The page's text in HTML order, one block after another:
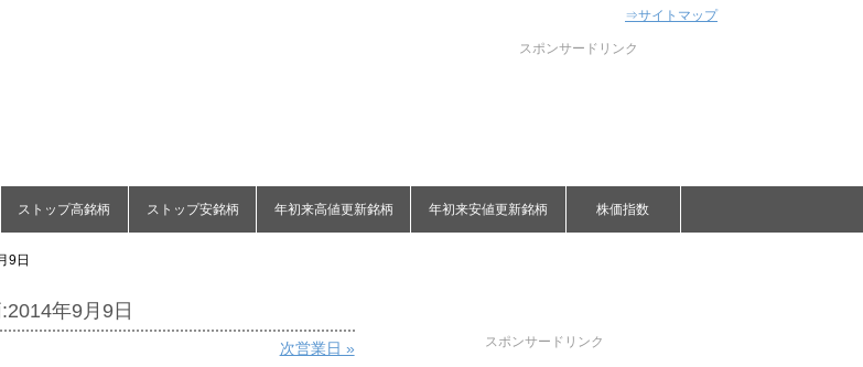
スポンサードリンク
ストップ高銘柄 ストップ安銘柄 年初来高値更新銘柄 年初来安値更新銘柄 株価指数
9日
年9月9日
次営業日 » スポンサードリンク
⇒サイトマップ